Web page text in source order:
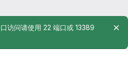
访问请使用 22 端口或 13389